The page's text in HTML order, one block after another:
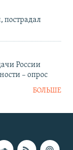
пострадал
России
– опрос
БОЛЬШЕ